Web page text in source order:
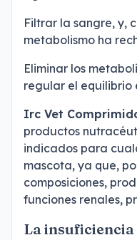
Filtrar la sangre, y,
metabolismo ha
Eliminar los
regular el equilibrio
Irc Vet
productos
indicados para
mascota, ya que,
composiciones,
funciones renales,
La